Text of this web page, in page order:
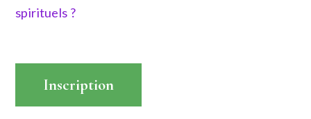
spirituels ?
Inscription